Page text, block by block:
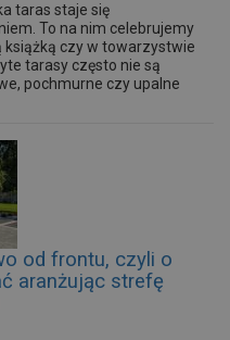
taras staje się
To na nim celebrujemy
czy w towarzystwie
tarasy często nie są
pochmurne czy upalne
od frontu, czyli o
aranżując strefę